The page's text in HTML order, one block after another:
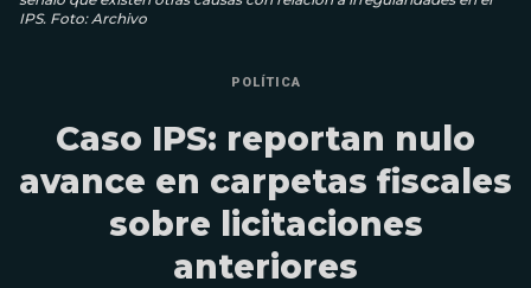
IPS. Foto: Archivo
POLÍTICA
Caso IPS: reportan nulo
avance en carpetas fiscales
sobre licitaciones
anteriores